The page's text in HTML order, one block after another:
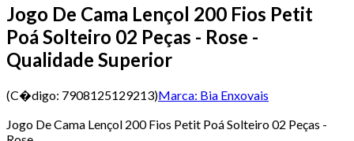
Jogo De Cama Lençol 200 Fios Petit
Poá Solteiro 02 Peças - Rose -
Qualidade Superior
(C�digo: 7908125129213)Marca: Bia Enxovais
Jogo De Cama Lençol 200 Fios Petit Poá Solteiro 02 Peças -